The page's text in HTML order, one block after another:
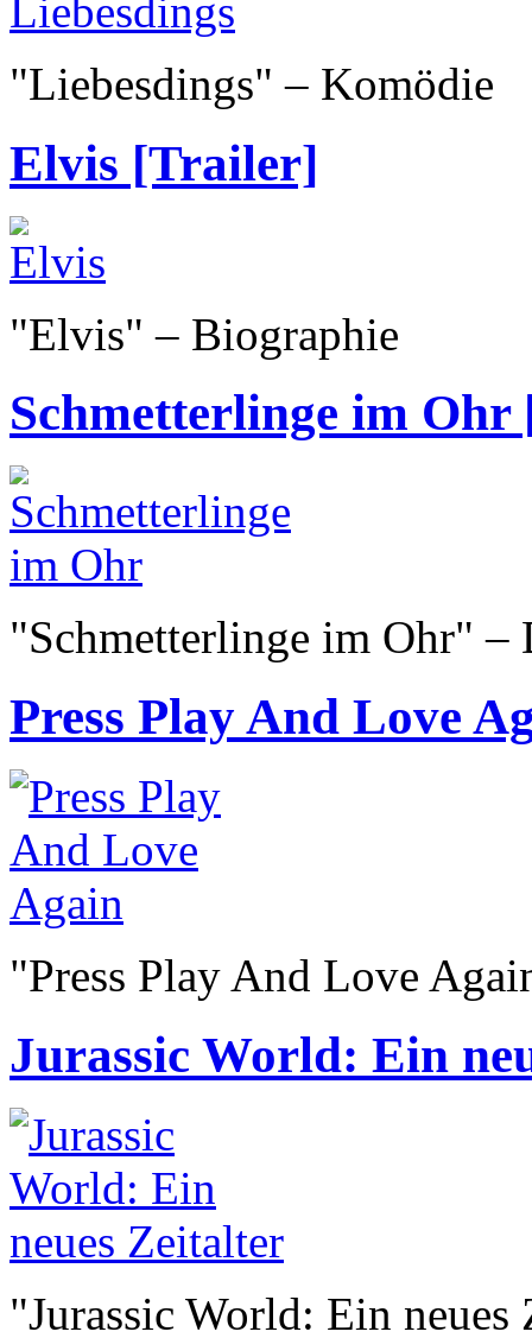
"Liebesdings" – Komödie
Elvis [Trailer]
"Elvis" – Biographie
Schmetterlinge im
"Schmetterlinge im Ohr" –
Press Play And Love
"Press Play And Love
Jurassic World: Ein
"Jurassic World: Ein